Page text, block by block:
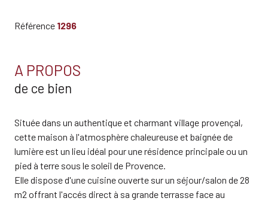
Référence 1296
A PROPOS
de ce bien
Située dans un authentique et charmant village provençal,
cette maison à l'atmosphère chaleureuse et baignée de
lumière est un lieu idéal pour une résidence principale ou un
pied à terre sous le soleil de Provence.
Elle dispose d'une cuisine ouverte sur un séjour/salon de 28
m2 offrant l'accés direct à sa grande terrasse face au